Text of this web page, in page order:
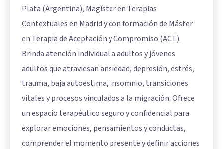
Plata (Argentina), Magíster en Terapias
Contextuales en Madrid y con formación de Máster
en Terapia de Aceptación y Compromiso (ACT).
Brinda atención individual a adultos y jóvenes
adultos que atraviesan ansiedad, depresión, estrés,
trauma, baja autoestima, insomnio, transiciones
vitales y procesos vinculados a la migración. Ofrece
un espacio terapéutico seguro y confidencial para
explorar emociones, pensamientos y conductas,
comprender el momento presente y definir acciones